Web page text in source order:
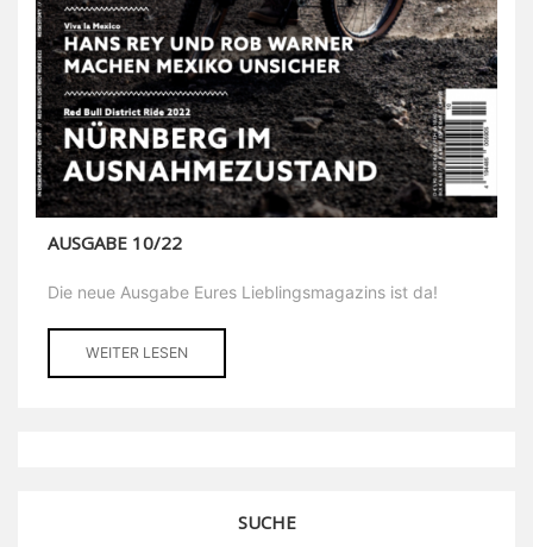
AUSGABE 10/22
Die neue Ausgabe Eures Lieblingsmagazins ist da!
WEITER LESEN
SUCHE